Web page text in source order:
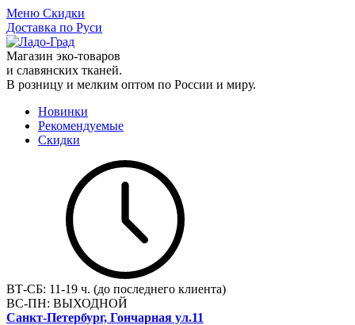
Меню Скидки
Доставка по Руси
Магазин эко-товаров
и славянских тканей.
В розницу и мелким оптом по России и миру.
Новинки
Рекомендуемые
Скидки
ВТ-СБ: 11-19 ч. (до последнего клиента)
ВС-ПН: ВЫХОДНОЙ
Санкт-Петербург, Гончарная ул.11